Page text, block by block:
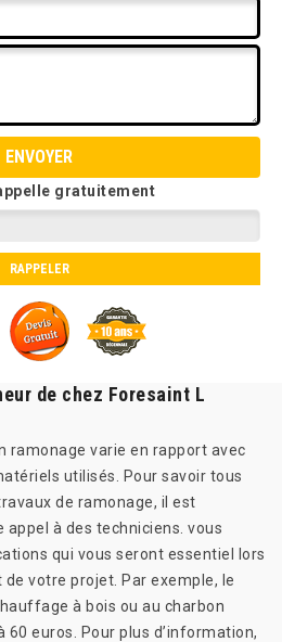
gratuitement
de chez Foresaint L
ramonage varie en rapport avec
utilisés. Pour savoir tous
de ramonage, il est
à des techniciens. vous
qui vous seront essentiel lors
de votre projet. Par exemple, le
à bois ou au charbon
60 euros. Pour plus d’information,